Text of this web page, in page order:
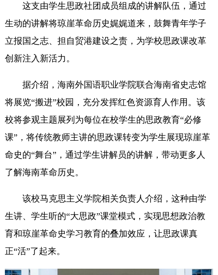
这支由学生思政社团成员组成的讲解队伍，通过
生动的讲解将琼崖革命历史娓娓道来，鼓舞青年学子
立报国之志、担自贸港建设之责，为学校思政课改革
创新注入新活力。
据介绍，海南外国语职业学院联合海南省史志馆
将展览“搬进”校园，充分发挥红色资源育人作用。该
校将参观主题展列为每位在校学生的思政教育“必修
课”，将传统教师主讲的思政课转变为学生展现琼崖革
命史的“舞台”，通过学生讲解员的讲解，带动更多人
了解海南革命历史。
该校马克思主义学院相关负责人介绍，这种由学
生讲、学生听的“大思政”课堂模式，实现思想政治教
育和琼崖革命史学习教育的叠加效应，让思政课真
正“活”了起来。